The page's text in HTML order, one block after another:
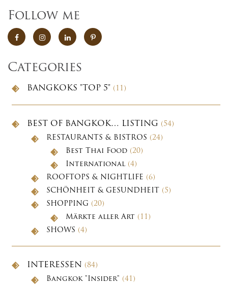
Follow me
Categories
BANGKOKS "TOP 5" (11)
BEST OF BANGKOK… LISTING (54)
RESTAURANTS & BISTROS (24)
Best Thai Food (20)
International (4)
ROOFTOPS & NIGHTLIFE (6)
SCHÖNHEIT & GESUNDHEIT (5)
SHOPPING (20)
Märkte aller Art (11)
SHOWS (4)
INTERESSEN (84)
Bangkok "Insider" (41)